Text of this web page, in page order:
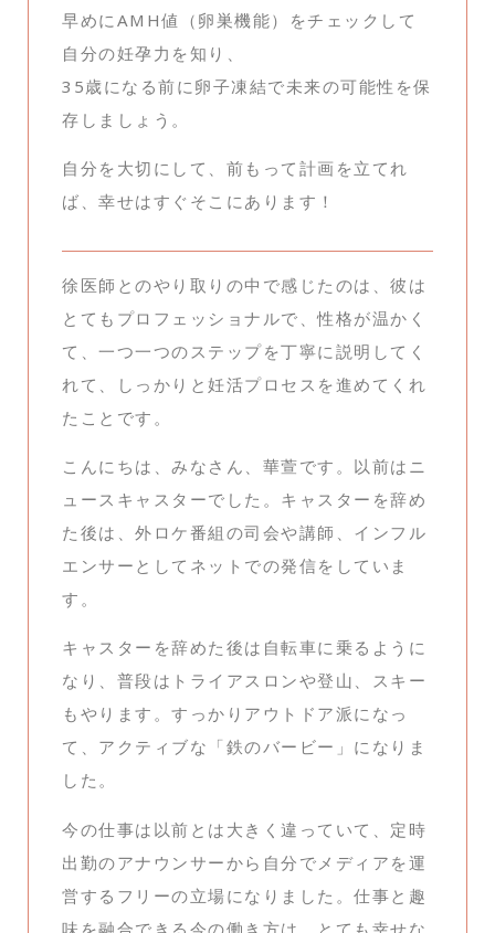
早めにAMH値（卵巣機能）をチェックして
自分の妊孕力を知り、
35歳になる前に卵子凍結で未来の可能性を保
存しましょう。
自分を大切にして、前もって計画を立てれ
ば、幸せはすぐそこにあります！
徐医師とのやり取りの中で感じたのは、彼は
とてもプロフェッショナルで、性格が温かく
て、一つ一つのステップを丁寧に説明してく
れて、しっかりと妊活プロセスを進めてくれ
たことです。
こんにちは、みなさん、華萱です。以前はニ
ュースキャスターでした。キャスターを辞め
た後は、外ロケ番組の司会や講師、インフル
エンサーとしてネットでの発信をしていま
す。
キャスターを辞めた後は自転車に乗るように
なり、普段はトライアスロンや登山、スキー
もやります。すっかりアウトドア派になっ
て、アクティブな「鉄のバービー」になりま
した。
今の仕事は以前とは大きく違っていて、定時
出勤のアナウンサーから自分でメディアを運
営するフリーの立場になりました。仕事と趣
味を融合できる今の働き方は、とても幸せな